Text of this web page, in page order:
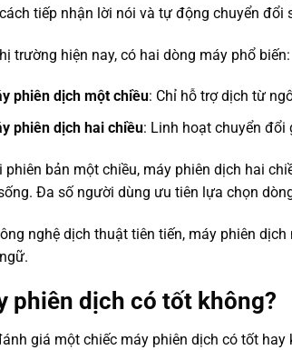
tiếp nhận lời nói và tự động chuyển
trường hiện nay, có hai dòng máy phổ biến:
phiên dịch một chiều: Chỉ hỗ trợ dịch từ
phiên dịch hai chiều: Linh hoạt chuyển đổi
phiên bản một chiều, máy phiên dịch hai
Đa số người dùng ưu tiên lựa chọn
nghệ dịch thuật tiên tiến, máy phiên
phiên dịch có tốt không?
giá một chiếc máy phiên dịch có tốt